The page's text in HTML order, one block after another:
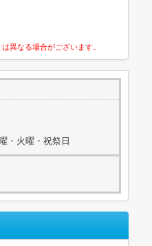
異なる場合がございます。
・火曜・祝祭日